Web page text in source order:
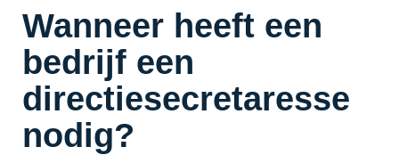
Wanneer heeft een
bedrijf een
directiesecretaresse
nodig?